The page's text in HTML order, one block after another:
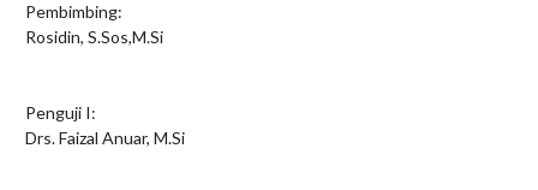
Pembimbing:
Rosidin, S.Sos,M.Si
Penguji I:
Drs. Faizal Anuar, M.Si